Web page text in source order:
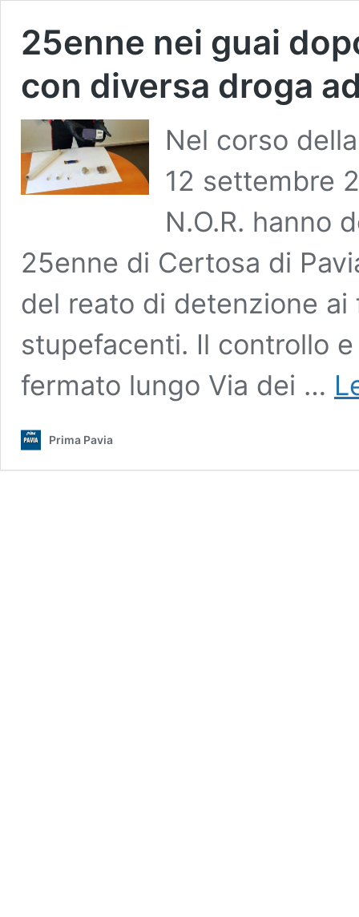
25enne nei guai
con diversa droga
Nel corso
12 settembre
N.O.R. hanno
25enne di Certosa di
del reato di detenzione
stupefacenti. Il controllo
fermato lungo Via dei …
Prima Pavia